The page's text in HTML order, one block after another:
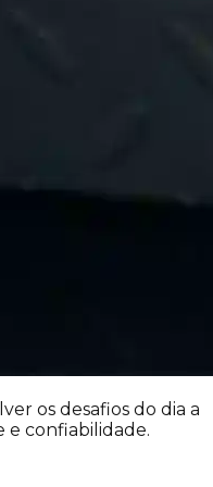
os desafios do dia a
e confiabilidade.